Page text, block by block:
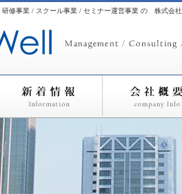
修事業 / スクール事業 / セミナー運営事業 の 株式会